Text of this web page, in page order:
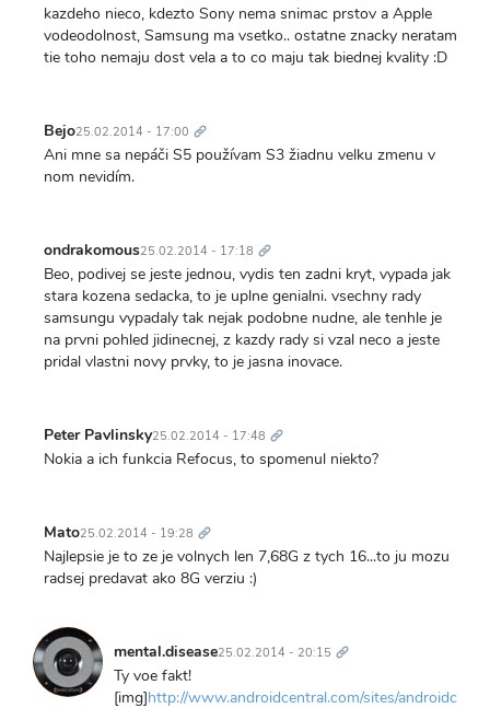
kazdeho nieco, kdezto Sony nema snimac prstov a Apple
vodeodolnost, Samsung ma vsetko.. ostatne znacky neratam
tie toho nemaju dost vela a to co maju tak biednej kvality :D
Bejo25.02.2014 - 17:00 odkaz
Ani mne sa nepáči S5 používam S3 žiadnu velku zmenu v
nom nevidím.
ondrakomous25.02.2014 - 17:18 odkaz
Beo, podivej se jeste jednou, vydis ten zadni kryt, vypada jak
stara kozena sedacka, to je uplne genialni. vsechny rady
samsungu vypadaly tak nejak podobne nudne, ale tenhle je
na prvni pohled jidinecnej, z kazdy rady si vzal neco a jeste
pridal vlastni novy prvky, to je jasna inovace.
Peter Pavlinsky25.02.2014 - 17:48 odkaz
Nokia a ich funkcia Refocus, to spomenul niekto?
Mato25.02.2014 - 19:28 odkaz
Najlepsie je to ze je volnych len 7,68G z tych 16...to ju mozu
radsej predavat ako 8G verziu :)
mental.disease25.02.2014 - 20:15 odkaz
Ty voe fakt!
[img]http://www.androidcentral.com/sites/